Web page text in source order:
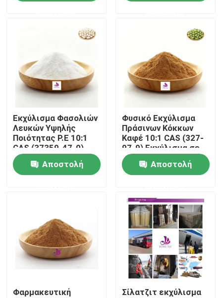
Βίντεο
Γύρος εργοστασίων
Ποιοτικός έλεγχος
Ειδήσεις
Ζητήστε ένα απόσπασμα
Φυσικό εκχύλισμα φυτού
Εκχύλισμα Φασολιών
Λευκών Υψηλής
Ποιότητας P.E 10:1
CAS (37359-47-0)
Φυσική Σκόνη
Εκχυλίσματος
Λευκών Φασολιών
Αποστολή
Φυσικό Εκχύλισμα
Πράσινων Κόκκων
Καφέ 10:1 CAS (327-
97-9) Εκχύλισμα σε
Σκόνη Τροφίμων
Αποστολή
Φαρμακευτική
Σίλατζιτ εκχύλισμα